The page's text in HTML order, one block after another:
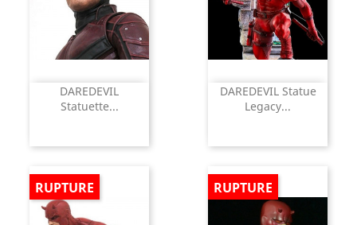
DAREDEVIL
Statuette...
DAREDEVIL Statue
Legacy...
RUPTURE RUPTURE